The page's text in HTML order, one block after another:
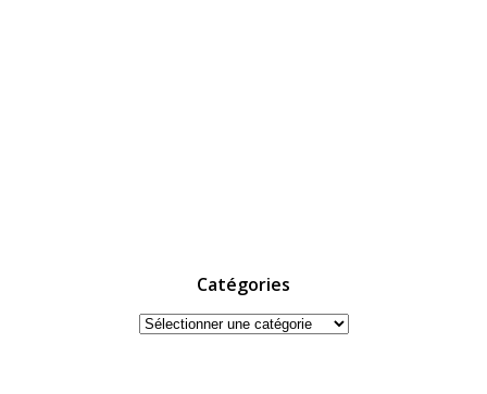
Catégories
Catégories